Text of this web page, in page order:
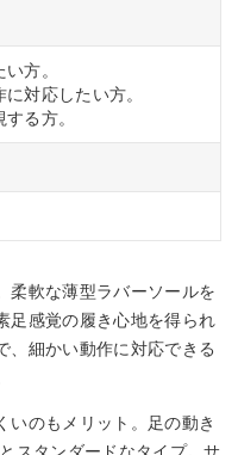
方。
対応したい方。
る方。
柔軟な薄型ラバーソールを
足感覚の履き心地を得られ
、細かい動作に対応できる
いのもメリット。足の動き